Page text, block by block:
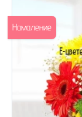
Намаление